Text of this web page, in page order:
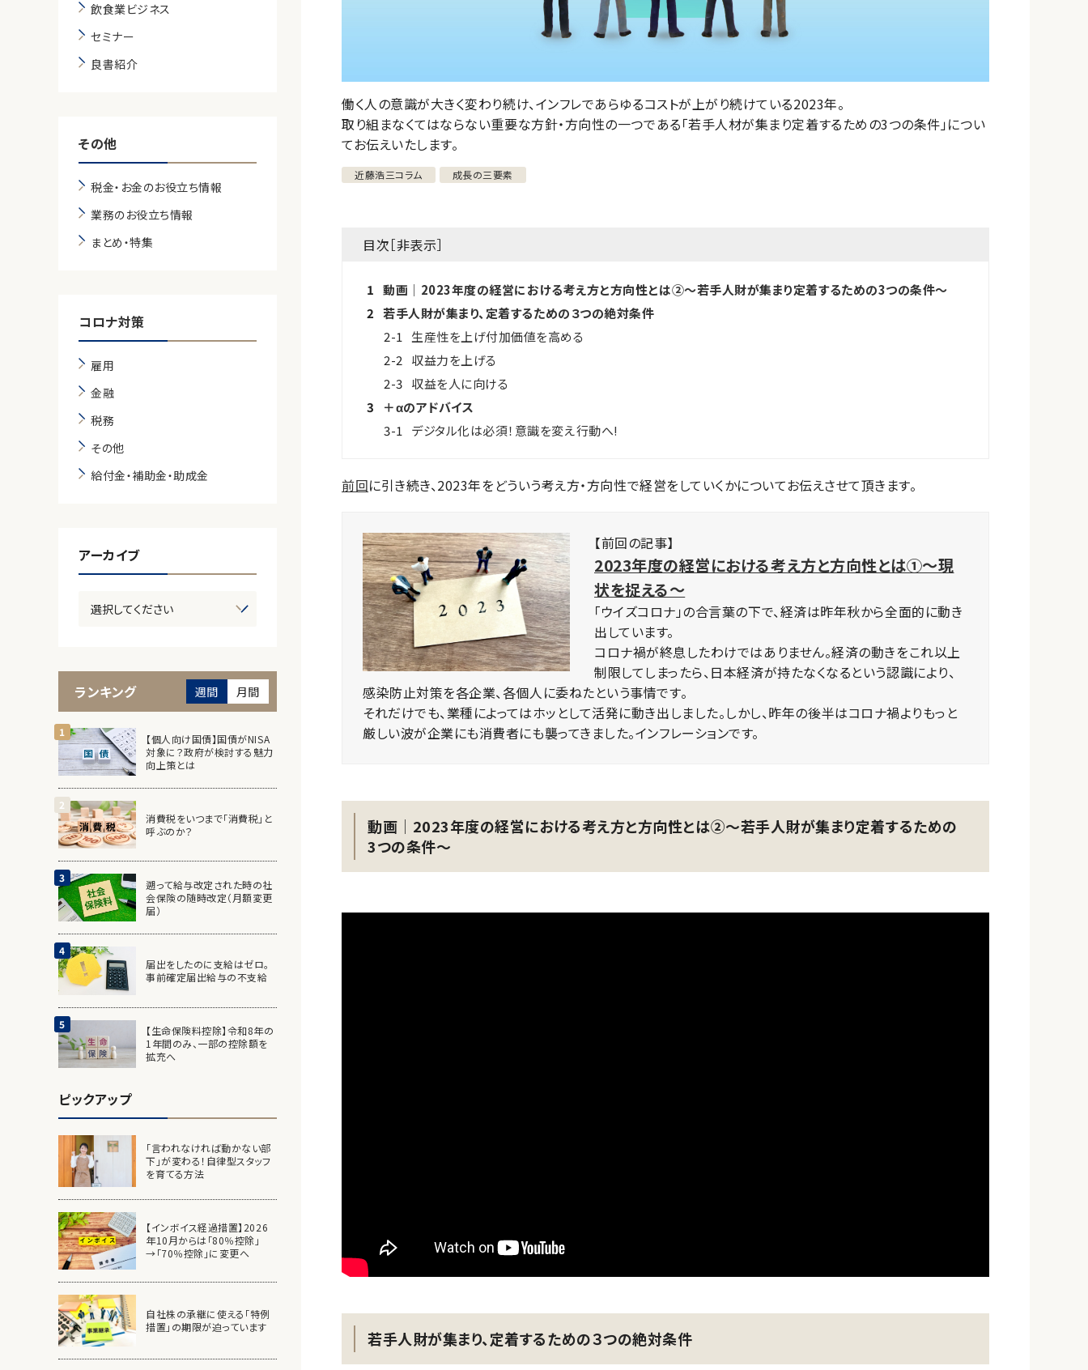
働く人の意識が大きく変わり続け、インフレであらゆるコストが上がり続けている2023年。
取り組まなくてはならない重要な方針・方向性の一つである「若手人材が集まり定着するための3つの条件」につい
てお伝えいたします。
近藤浩三コラム 成長の三要素
目次［非表示］
1 動画│2023年度の経営における考え方と方向性とは②～若手人財が集まり定着するための3つの条件～
2 若手人財が集まり、定着するための３つの絶対条件
2-1 生産性を上げ付加価値を高める
2-2 収益力を上げる
2-3 収益を人に向ける
3
＋αのアドバイス
3-1 デジタル化は必須！意識を変え行動へ!
前回に引き続き、2023年をどういう考え方・方向性で経営をしていくかについてお伝えさせて頂きます。
【前回の記事】
2023年度の経営における考え方と方向性とは①～現
状を捉える～
「ウイズコロナ」の合言葉の下で、経済は昨年秋から全面的に動き
出しています。
コロナ禍が終息したわけではありません。経済の動きをこれ以上
制限してしまったら、日本経済が持たなくなるという認識により、
感染防止対策を各企業、各個人に委ねたという事情です。
それだけでも、業種によってはホッとして活発に動き出しました。しかし、昨年の後半はコロナ禍よりもっと
厳しい波が企業にも消費者にも襲ってきました。インフレーションです。
動画│2023年度の経営における考え方と方向性とは②～若手人財が集まり定着するための
3つの条件～
若手人財が集まり、定着するための３つの絶対条件
飲食業ビジネス
セミナー
良書紹介
その他
税金・お金のお役立ち情報
業務のお役立ち情報
まとめ・特集
コロナ対策
雇用
金融
税務
その他
給付金・補助金・助成金
アーカイブ
ランキング 週間 月間
【個人向け国債】国債がNISA
対象に？政府が検討する魅力
向上策とは
消費税をいつまで「消費税」と
呼ぶのか？
遡って給与改定された時の社
会保険の随時改定（月額変更
届）
届出をしたのに支給はゼロ。
事前確定届出給与の不支給
【生命保険料控除】令和8年の
1年間のみ、一部の控除額を
拡充へ
ピックアップ
「言われなければ動かない部
下」が変わる！自律型スタッフ
を育てる方法
【インボイス経過措置】2026
年10月からは「80％控除」
→「70％控除」に変更へ
自社株の承継に使える「特例
措置」の期限が迫っています